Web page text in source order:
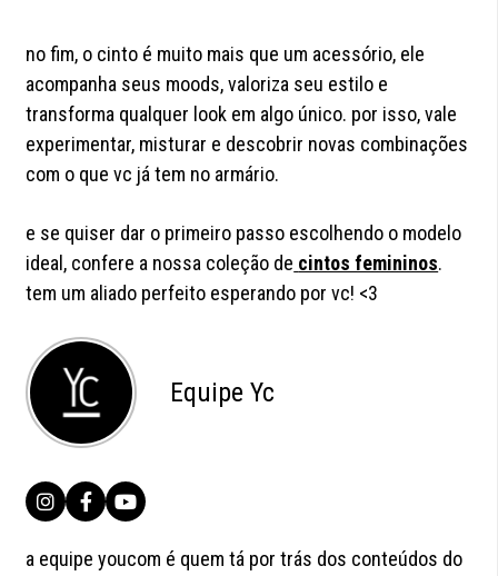
no fim, o cinto é muito mais que um acessório, ele
acompanha seus moods, valoriza seu estilo e
transforma qualquer look em algo único. por isso, vale
experimentar, misturar e descobrir novas combinações
com o que vc já tem no armário.
e se quiser dar o primeiro passo escolhendo o modelo
ideal, confere a nossa coleção de cintos femininos.
tem um aliado perfeito esperando por vc! <3
Equipe Yc
a equipe youcom é quem tá por trás dos conteúdos do